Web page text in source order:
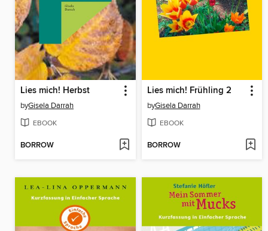
Lies mich! Herbst
byGisela Darrah
EBOOK
BORROW
Lies mich! Frühling 2
byGisela Darrah
EBOOK
BORROW